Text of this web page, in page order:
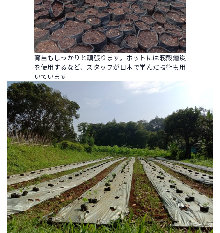
育苗もしっかりと頑張ります。ポットには籾殻燻炭
を使用するなど、スタッフが日本で学んだ技術も用
いています